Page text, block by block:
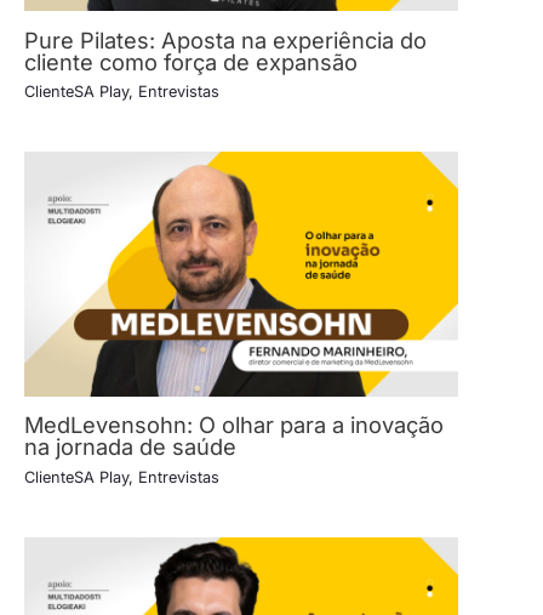
Pure Pilates: Aposta na experiência do
cliente como força de expansão
ClienteSA Play, Entrevistas
MedLevensohn: O olhar para a inovação
na jornada de saúde
ClienteSA Play, Entrevistas